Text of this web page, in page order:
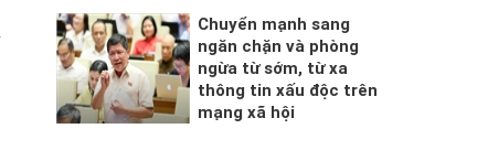
Chuyển mạnh sang
ngăn chặn và phòng
ngừa từ sớm, từ xa
thông tin xấu độc trên
mạng xã hội